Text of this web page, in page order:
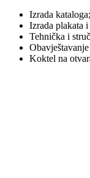
Izrada kataloga;
Izrada plakata
Tehnička i
Koktel na